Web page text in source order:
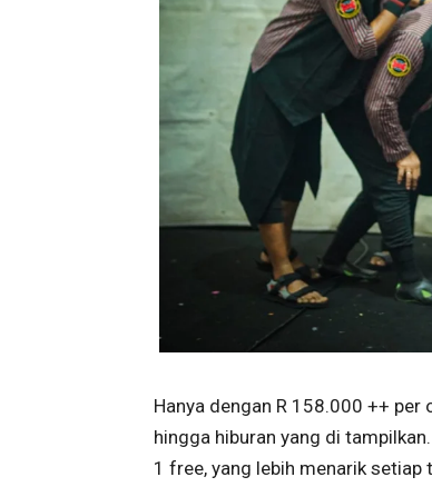
Hanya dengan R 158.000 ++
hingga hiburan yang di
1 free, yang lebih menarik setiap